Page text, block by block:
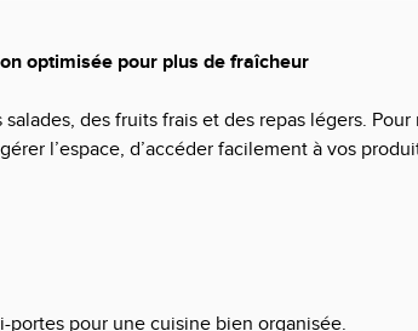
optimisée pour plus de fraîcheur
salades, des fruits frais et des repas légers.
l’espace, d’accéder facilement à vos
portes pour une cuisine bien organisée.